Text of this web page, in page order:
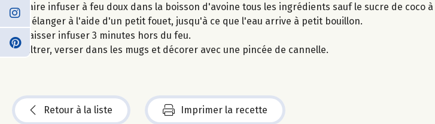
Faire infuser à feu doux dans la boisson d'avoine tous les ingrédients sauf le sucre de coco
Mélanger à l'aide d'un petit fouet, jusqu'à ce que l'eau arrive à petit bouillon.
Laisser infuser 3 minutes hors du feu.
Filtrer, verser dans les mugs et décorer avec une pincée de cannelle.
Retour à la liste Imprimer la recette